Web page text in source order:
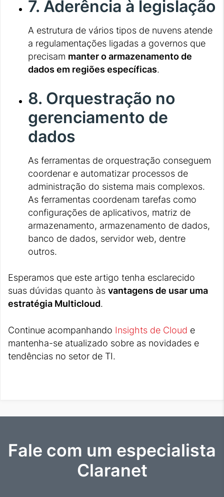
7. Aderência à legislação
A estrutura de vários tipos de nuvens atende
a regulamentações ligadas a governos que
precisam manter o armazenamento de
dados em regiões específicas.
8. Orquestração no
gerenciamento de
dados
As ferramentas de orquestração conseguem
coordenar e automatizar processos de
administração do sistema mais complexos.
As ferramentas coordenam tarefas como
configurações de aplicativos, matriz de
armazenamento, armazenamento de dados,
banco de dados, servidor web, dentre
outros.
Esperamos que este artigo tenha esclarecido
suas dúvidas quanto às vantagens de usar uma
estratégia Multicloud.
Continue acompanhando Insights de Cloud e
mantenha-se atualizado sobre as novidades e
tendências no setor de TI.
Fale com um especialista
Claranet